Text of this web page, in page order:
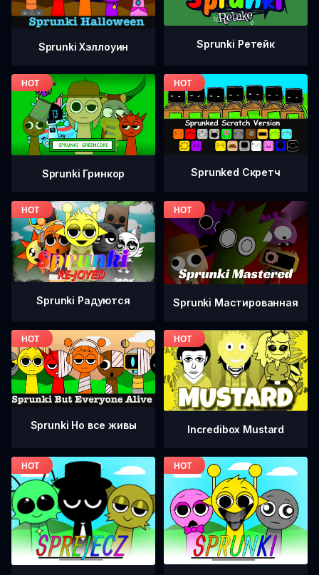
Sprunki Хэллоуин Sprunki Ретейк
Sprunki Гринкор Sprunked Скретч
Sprunki Радуются Sprunki Мастированная
Sprunki Но все живы Incredibox Mustard